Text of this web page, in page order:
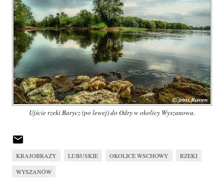
Ujście rzeki Barycz (po lewej) do Odry w okolicy Wyszanowa.
KRAJOBRAZY LUBUSKIE OKOLICE WSCHOWY
RZEKI
WYSZANÓW